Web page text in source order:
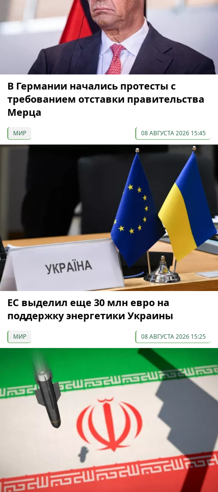
В Германии начались протесты с
требованием отставки правительства
Мерца
МИР 08 АВГУСТА 2026 15:45
ЕС выделил еще 30 млн евро на
поддержку энергетики Украины
МИР 08 АВГУСТА 2026 15:25